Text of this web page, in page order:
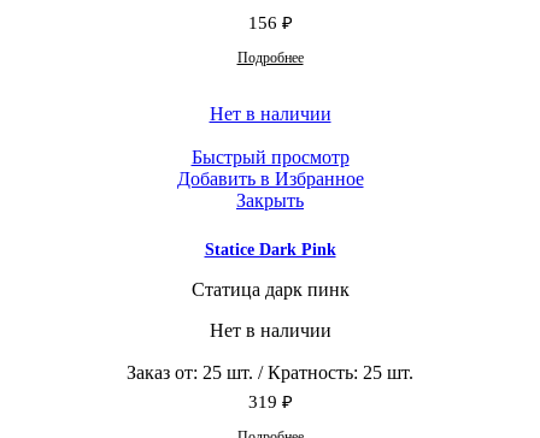
156 ₽
Подробнее
Нет в наличии
Быстрый просмотр
Добавить в Избранное
Закрыть
Statice Dark Pink
Статица дарк пинк
Нет в наличии
Заказ от: 25 шт. / Кратность: 25 шт.
319 ₽